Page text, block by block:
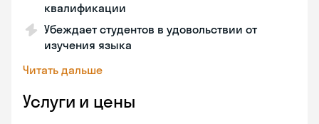
квалификации
Убеждает студентов в удовольствии от
изучения языка
Читать дальше
Услуги и цены